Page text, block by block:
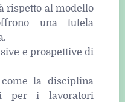
rispetto al modello
una tutela
e prospettive di
come la disciplina
per i lavoratori